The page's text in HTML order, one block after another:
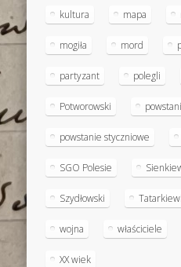
kultura mapa
mogiła mord
partyzant polegli
Potworowski
powstanie styczniowe
SGO Polesie
Szydłowski
wojna właściciele
XX wiek